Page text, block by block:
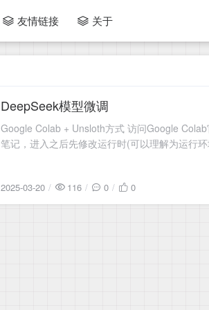
友情链接 关于
2025-03-20
DeepSeek模型微调
Google Colab + Unsloth方式 访问Google
笔记，进入之后先修改运行时(可以理解为运行
2025-03-20 116 0 0